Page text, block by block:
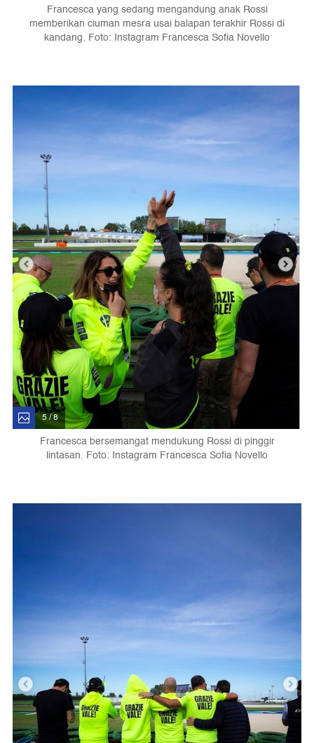
Francesca yang sedang mengandung anak Rossi
memberikan ciuman mesra usai balapan terakhir Rossi di
kandang. Foto: Instagram Francesca Sofia Novello
5 / 8
Francesca bersemangat mendukung Rossi di pinggir
lintasan. Foto: Instagram Francesca Sofia Novello